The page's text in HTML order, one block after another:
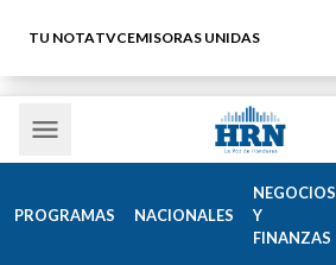
TU NOTATVCEMISORAS UNIDAS
PROGRAMAS NACIONALES
NEGOCIOS
Y
FINANZAS